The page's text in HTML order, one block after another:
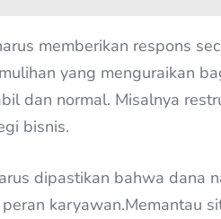
memberikan respons
yang menguraikan
dan normal. Misalnya
bisnis.
dipastikan bahwa dana
karyawan.Memantau